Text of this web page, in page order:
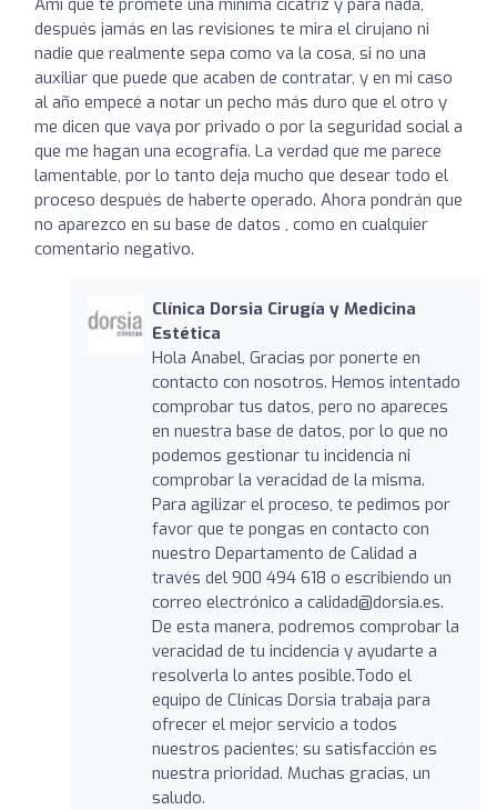
después jamás en las revisiones te mira el cirujano ni
nadie que realmente sepa como va la cosa, si no una
auxiliar que puede que acaben de contratar, y en mi caso
al año empecé a notar un pecho más duro que el otro y
me dicen que vaya por privado o por la seguridad social a
que me hagan una ecografía. La verdad que me parece
lamentable, por lo tanto deja mucho que desear todo el
proceso después de haberte operado. Ahora pondrán que
no aparezco en su base de datos , como en cualquier
comentario negativo.
Clínica Dorsia Cirugía y Medicina
Estética
Hola Anabel, Gracias por ponerte en
contacto con nosotros. Hemos intentado
comprobar tus datos, pero no apareces
en nuestra base de datos, por lo que no
podemos gestionar tu incidencia ni
comprobar la veracidad de la misma.
Para agilizar el proceso, te pedimos por
favor que te pongas en contacto con
nuestro Departamento de Calidad a
través del 900 494 618 o escribiendo un
correo electrónico a calidad@dorsia.es.
De esta manera, podremos comprobar la
veracidad de tu incidencia y ayudarte a
resolverla lo antes posible.Todo el
equipo de Clínicas Dorsia trabaja para
ofrecer el mejor servicio a todos
nuestros pacientes; su satisfacción es
nuestra prioridad. Muchas gracias, un
saludo.